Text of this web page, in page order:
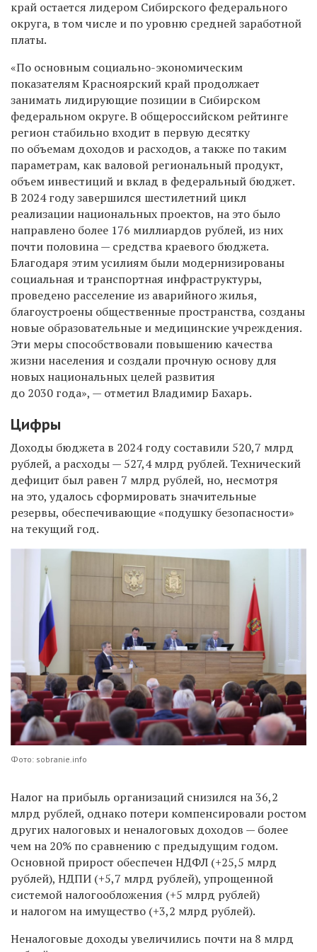
край остается лидером Сибирского федерального
округа, в том числе и по уровню средней заработной
платы.
«По основным социально-экономическим
показателям Красноярский край продолжает
занимать лидирующие позиции в Сибирском
федеральном округе. В общероссийском рейтинге
регион стабильно входит в первую десятку
по объемам доходов и расходов, а также по таким
параметрам, как валовой региональный продукт,
объем инвестиций и вклад в федеральный бюджет.
В 2024 году завершился шестилетний цикл
реализации национальных проектов, на это было
направлено более 176 миллиардов рублей, из них
почти половина — средства краевого бюджета.
Благодаря этим усилиям были модернизированы
социальная и транспортная инфраструктуры,
проведено расселение из аварийного жилья,
благоустроены общественные пространства, созданы
новые образовательные и медицинские учреждения.
Эти меры способствовали повышению качества
жизни населения и создали прочную основу для
новых национальных целей развития
до 2030 года», — отметил Владимир Бахарь.
Цифры
Доходы бюджета в 2024 году составили 520,7 млрд
рублей, а расходы — 527,4 млрд рублей. Технический
дефицит был равен 7 млрд рублей, но, несмотря
на это, удалось сформировать значительные
резервы, обеспечивающие «подушку безопасности»
на текущий год.
Фото: sobranie.info
Налог на прибыль организаций снизился на 36,2
млрд рублей, однако потери компенсировали ростом
других налоговых и неналоговых доходов — более
чем на 20% по сравнению с предыдущим годом.
Основной прирост обеспечен НДФЛ (+25,5 млрд
рублей), НДПИ (+5,7 млрд рублей), упрощенной
системой налогообложения (+5 млрд рублей)
и налогом на имущество (+3,2 млрд рублей).
Неналоговые доходы увеличились почти на 8 млрд